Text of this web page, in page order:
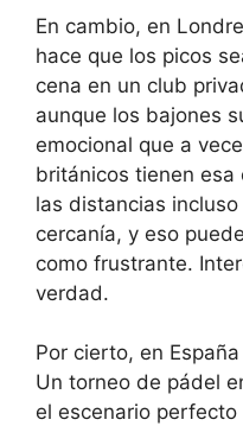
En cambio, en
hace que los picos
cena en un club
aunque los bajones
emocional que a
británicos tienen
las distancias
cercanía, y eso
como frustrante.
verdad.
Por cierto, en
Un torneo de pádel
el escenario